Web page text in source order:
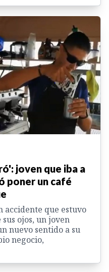
joven que iba a
poner un café
accidente que estuvo
ojos, un joven
nuevo sentido a su
negocio,